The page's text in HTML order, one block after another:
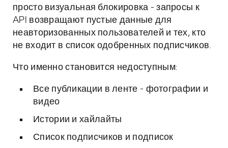
просто визуальная блокировка - запросы к
API возвращают пустые данные для
неавторизованных пользователей и тех, кто
не входит в список одобренных подписчиков.
Что именно становится недоступным:
Все публикации в ленте - фотографии и
видео
Истории и хайлайты
Список подписчиков и подписок